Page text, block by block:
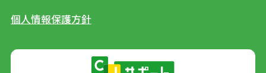
個人情報保護方針